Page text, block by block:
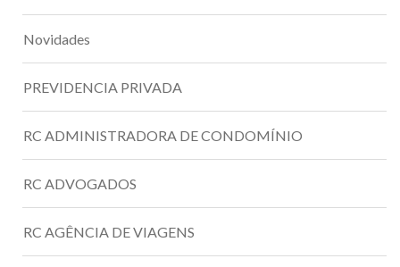
Novidades
PREVIDENCIA PRIVADA
RC ADMINISTRADORA DE CONDOMÍNIO
RC ADVOGADOS
RC AGÊNCIA DE VIAGENS